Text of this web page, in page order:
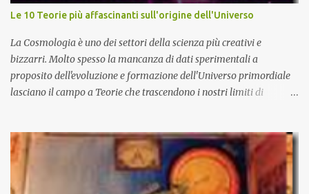
Le 10 Teorie più affascinanti sull'origine dell'Universo
La Cosmologia è uno dei settori della scienza più creativi e
bizzarri. Molto spesso la mancanza di dati sperimentali a
proposito dell'evoluzione e formazione dell'Universo primordiale
lasciano il campo a Teorie che trascendono i nostri limiti di
più accreditata, il Big-Bang e l'Universo inflazionario, ha dei
paradossi e delle lacune difficilmente sormontabili che sono tali da
far pensare che con il miglioramento delle osservazioni
sperimentali si possa un giorno chiarirne l'origine e la sua